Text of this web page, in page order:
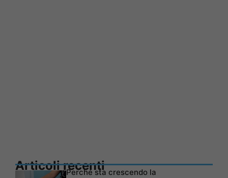
Articoli recentiPerché sta crescendo la